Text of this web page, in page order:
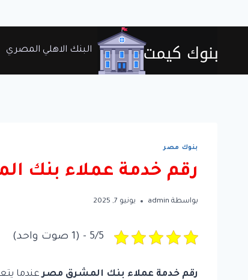
البنك الاهلي المصري
بنوك مصر
رقم خدمة عملاء بنك
بواسطة admin يونيو 7, 2025
5/5 - (1 صوت واحد)
رقم خدمة عملاء بنك المشرق مصرعندما